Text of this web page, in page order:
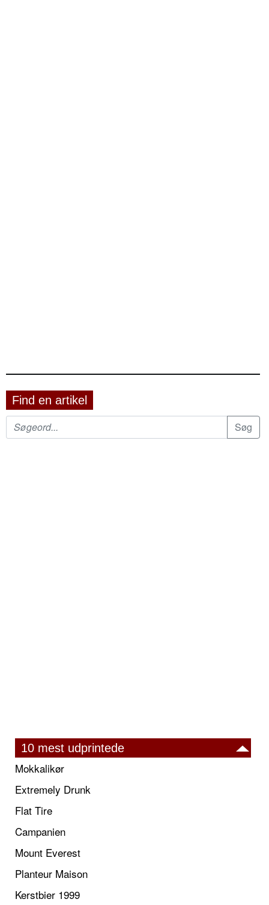
Find en artikel
10 mest udprintede
Mokkalikør
Extremely Drunk
Flat Tire
Campanien
Mount Everest
Planteur Maison
Kerstbier 1999